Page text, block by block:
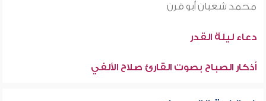
محمد شعبان أبو قرن
دعاء ليلة القدر
أذكار الصباح بصوت القارئ صلاح الألفي